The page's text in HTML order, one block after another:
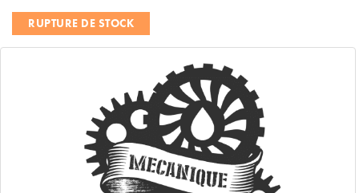
RUPTURE DE STOCK